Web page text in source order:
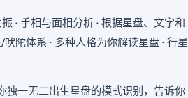
· 手相与面相分析 · 根据星盘、文字和
陀体系 · 多种人格为你解读星盘 · 行星
独一无二出生星盘的模式识别，告诉你